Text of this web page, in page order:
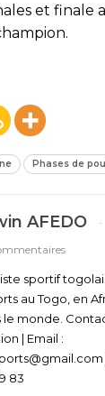
et finale
Phases de
AFEDO
sportif
au Togo, en
le monde.
| Email :
83